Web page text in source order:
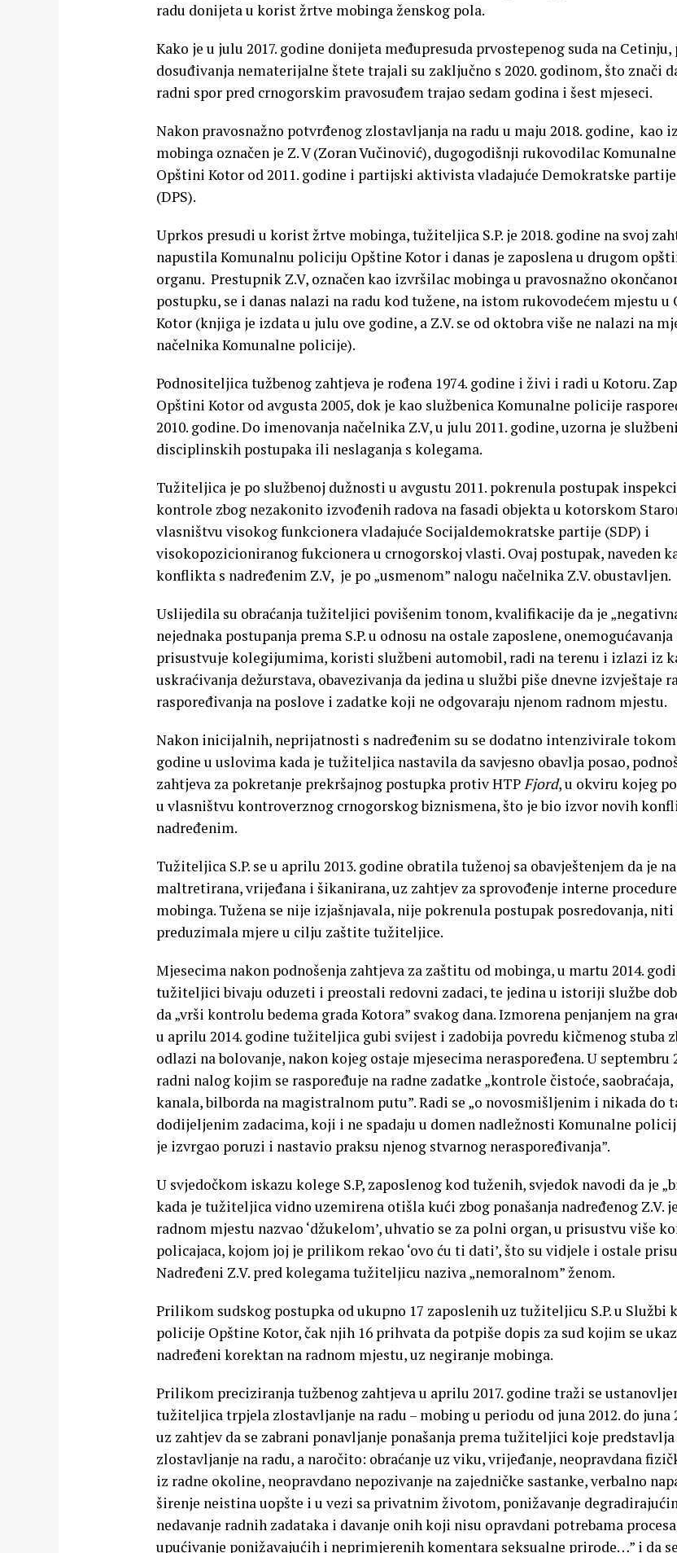
radu donijeta u korist žrtve mobinga ženskog pola.
Kako je u julu 2017. godine donijeta međupresuda prvostepenog suda na Cetinju,
dosuđivanja nematerijalne štete trajali su zaključno s 2020. godinom, što znači
radni spor pred crnogorskim pravosuđem trajao sedam godina i šest mjeseci.
Nakon pravosnažno potvrđenog zlostavljanja na radu u maju 2018. godine, kao
mobinga označen je Z. V (Zoran Vučinović), dugogodišnji rukovodilac
Opštini Kotor od 2011. godine i partijski aktivista vladajuće Demokratske
(DPS).
Uprkos presudi u korist žrtve mobinga, tužiteljica S.P. je 2018. godine na svoj
napustila Komunalnu policiju Opštine Kotor i danas je zaposlena u drugom
organu. Prestupnik Z.V, označen kao izvršilac mobinga u pravosnažno
postupku, se i danas nalazi na radu kod tužene, na istom rukovodećem mjestu u
Kotor (knjiga je izdata u julu ove godine, a Z.V. se od oktobra više ne nalazi na
načelnika Komunalne policije).
Podnositeljica tužbenog zahtjeva je rođena 1974. godine i živi i radi u Kotoru.
Opštini Kotor od avgusta 2005, dok je kao službenica Komunalne policije
2010. godine. Do imenovanja načelnika Z.V, u julu 2011. godine, uzorna je
disciplinskih postupaka ili neslaganja s kolegama.
Tužiteljica je po službenoj dužnosti u avgustu 2011. pokrenula postupak
kontrole zbog nezakonito izvođenih radova na fasadi objekta u kotorskom
vlasništvu visokog funkcionera vladajuće Socijaldemokratske partije (SDP) i
visokopozicioniranog fukcionera u crnogorskoj vlasti. Ovaj postupak, naveden
konflikta s nadređenim Z.V, je po „usmenom” nalogu načelnika Z.V. obustavljen.
Uslijedila su obraćanja tužiteljici povišenim tonom, kvalifikacije da je
nejednaka postupanja prema S.P. u odnosu na ostale zaposlene, onemogućavanja
prisustvuje kolegijumima, koristi službeni automobil, radi na terenu i izlazi iz
uskraćivanja dežurstava, obavezivanja da jedina u službi piše dnevne izvještaje
raspoređivanja na poslove i zadatke koji ne odgovaraju njenom radnom mjestu.
Nakon inicijalnih, neprijatnosti s nadređenim su se dodatno intenzivirale tokom
godine u uslovima kada je tužiteljica nastavila da savjesno obavlja posao,
zahtjeva za pokretanje prekršajnog postupka protiv HTPFjord, u okviru kojeg
u vlasništvu kontroverznog crnogorskog biznismena, što je bio izvor novih
nadređenim.
Tužiteljica S.P. se u aprilu 2013. godine obratila tuženoj sa obavještenjem da je
maltretirana, vrijeđana i šikanirana, uz zahtjev za sprovođenje interne
mobinga. Tužena se nije izjašnjavala, nije pokrenula postupak posredovanja, niti
preduzimala mjere u cilju zaštite tužiteljice.
Mjesecima nakon podnošenja zahtjeva za zaštitu od mobinga, u martu 2014.
tužiteljici bivaju oduzeti i preostali redovni zadaci, te jedina u istoriji službe
da „vrši kontrolu bedema grada Kotora” svakog dana. Izmorena penjanjem na
u aprilu 2014. godine tužiteljica gubi svijest i zadobija povredu kičmenog stuba
odlazi na bolovanje, nakon kojeg ostaje mjesecima neraspoređena. U septembru
radni nalog kojim se raspoređuje na radne zadatke „kontrole čistoće,
kanala, bilborda na magistralnom putu”. Radi se „o novosmišljenim i nikada do
dodijeljenim zadacima, koji i ne spadaju u domen nadležnosti Komunalne
je izvrgao poruzi i nastavio praksu njenog stvarnog neraspoređivanja”.
U svjedočkom iskazu kolege S.P, zaposlenog kod tuženih, svjedok navodi da je
kada je tužiteljica vidno uzemirena otišla kući zbog ponašanja nadređenog Z.V.
radnom mjestu nazvao ‘džukelom’, uhvatio se za polni organ, u prisustvu više
policajaca, kojom joj je prilikom rekao ‘ovo ću ti dati’, što su vidjele i ostale
Nadređeni Z.V. pred kolegama tužiteljicu naziva „nemoralnom” ženom.
Prilikom sudskog postupka od ukupno 17 zaposlenih uz tužiteljicu S.P. u Službi
policije Opštine Kotor, čak njih 16 prihvata da potpiše dopis za sud kojim se
nadređeni korektan na radnom mjestu, uz negiranje mobinga.
Prilikom preciziranja tužbenog zahtjeva u aprilu 2017. godine traži se
tužiteljica trpjela zlostavljanje na radu – mobing u periodu od juna 2012. do juna
uz zahtjev da se zabrani ponavljanje ponašanja prema tužiteljici koje predstavlja
zlostavljanje na radu, a naročito: obraćanje uz viku, vrijeđanje, neopravdana
iz radne okoline, neopravdano nepozivanje na zajedničke sastanke, verbalno
širenje neistina uopšte i u vezi sa privatnim životom, ponižavanje
nedavanje radnih zadataka i davanje onih koji nisu opravdani potrebama
upućivanje ponižavajućih i neprimjerenih komentara seksualne prirode…” i da